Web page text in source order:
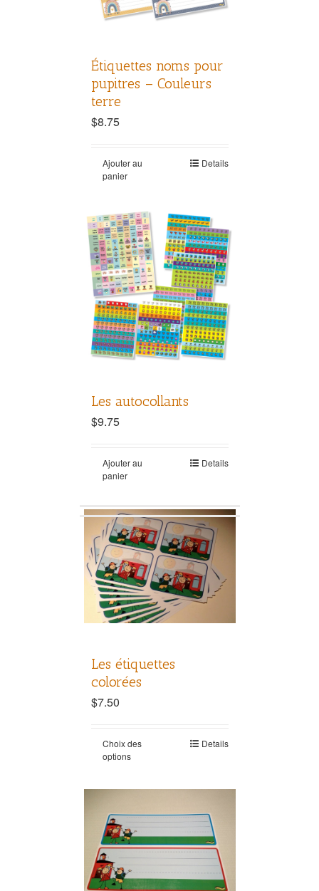
Étiquettes noms pour
pupitres – Couleurs
terre
$8.75
Ajouter au
panier
Details
Les autocollants
$9.75
Ajouter au
panier
Details
Les étiquettes
colorées
$7.50
Choix des
options
Details